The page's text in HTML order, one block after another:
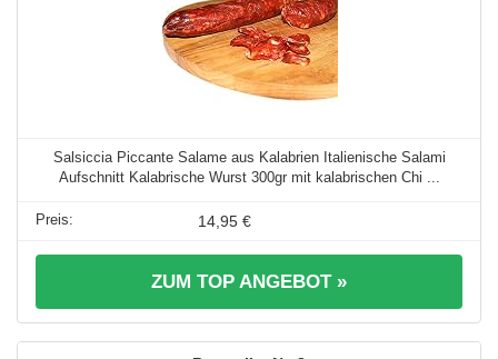
Salsiccia Piccante Salame aus Kalabrien Italienische Salami
Aufschnitt Kalabrische Wurst 300gr mit kalabrischen Chi ...
14,95 €
ZUM TOP ANGEBOT »